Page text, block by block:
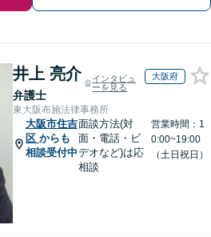
井上 亮介
弁護士
インタビュ
ーを見る
大阪府
東大阪布施法律事務所
大阪市住吉
区 からも
相談受付中
面談方法(対
面・電話・ビ
デオなど)は応
相談
営業時間：1
0:00~19:00
（土日祝日）